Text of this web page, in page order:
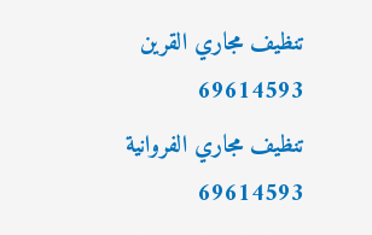
ع
ن
تنظيف مجاري القرين
69614593
تنظيف مجاري الفروانية
69614593